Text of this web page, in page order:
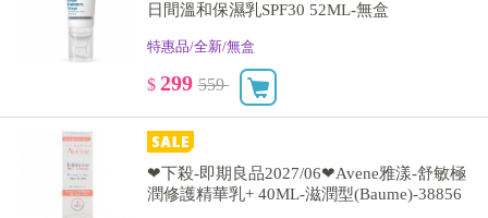
日間溫和保濕乳SPF30 52ML-無盒
特惠品/全新/無盒
$ 299 559
❤下殺-即期良品2027/06❤Avene雅漾-舒敏極
潤修護精華乳+ 40ML-滋潤型(Baume)-38856